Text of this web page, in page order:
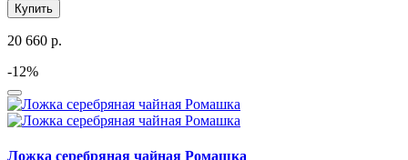
Купить
20 660 р.
-12%
Ложка серебряная чайная Ромашка